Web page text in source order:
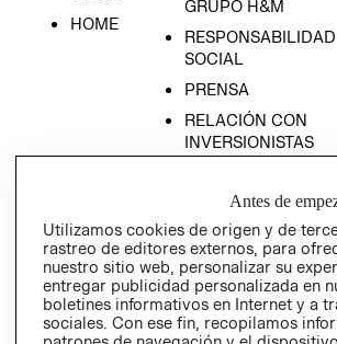
HOME
GRUPO H&M
RESPONSABILIDAD
SOCIAL
PRENSA
RELACIÓN CON
INVERSIONISTAS
EMPRESARIAL
Antes de
Utilizamos cookies de origen y de
rastreo de editores externos, para
nuestro sitio web, personalizar su
entregar publicidad personalizada en
boletines informativos en Internet y a
sociales. Con ese fin, recopilamos